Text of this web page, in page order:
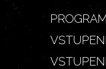
PROGRAM